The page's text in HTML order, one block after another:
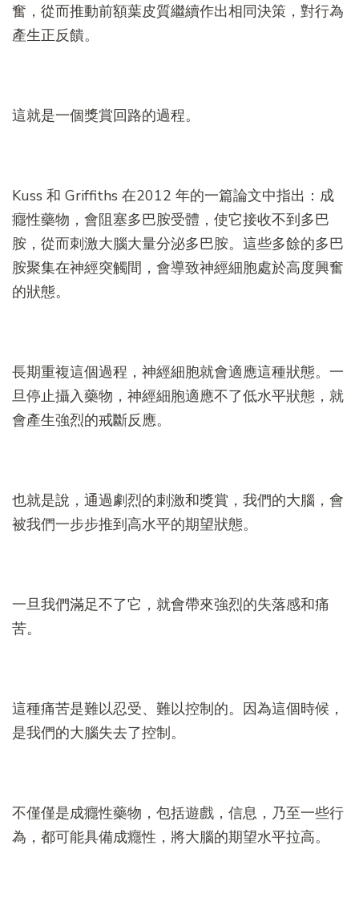
奮，從而推動前額葉皮質繼續作出相同決策，對行為
產生正反饋。
這就是一個獎賞回路的過程。
Kuss 和 Griffiths 在2012 年的一篇論文中指出：成
癮性藥物，會阻塞多巴胺受體，使它接收不到多巴
胺，從而刺激大腦大量分泌多巴胺。這些多餘的多巴
胺聚集在神經突觸間，會導致神經細胞處於高度興奮
的狀態。
長期重複這個過程，神經細胞就會適應這種狀態。一
旦停止攝入藥物，神經細胞適應不了低水平狀態，就
會產生強烈的戒斷反應。
也就是說，通過劇烈的刺激和獎賞，我們的大腦，會
被我們一步步推到高水平的期望狀態。
一旦我們滿足不了它，就會帶來強烈的失落感和痛
苦。
這種痛苦是難以忍受、難以控制的。因為這個時候，
是我們的大腦失去了控制。
不僅僅是成癮性藥物，包括遊戲，信息，乃至一些行
為，都可能具備成癮性，將大腦的期望水平拉高。